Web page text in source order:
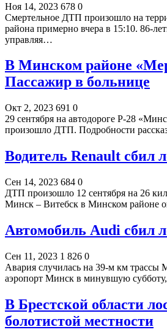
Ноя 14, 2023 678 0
Смертельное ДТП произошло на
района примерно вчера в 15:10. 86-
управляя…
В Минском районе
Пассажир в больнице
Окт 2, 2023 691 0
29 сентября на автодороге Р-28
произошло ДТП. Подробности
Водитель Renault сбил
Сен 14, 2023 684 0
ДТП произошло 12 сентября на 26
Минск – Витебск в Минском районе
Автомобиль Audi сбил
Сен 11, 2023 1 826 0
Авария случилась на 39-м км
аэропорт Минск в минувшую
В Брестской области
болотистой местности